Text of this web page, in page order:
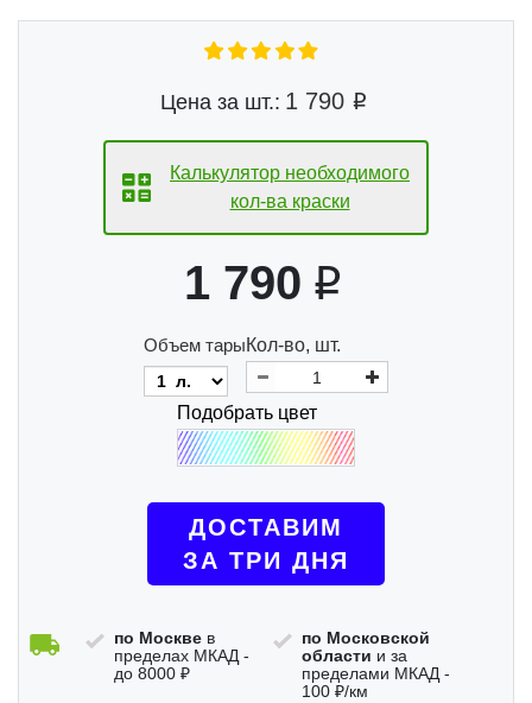
Цена за шт.: 1 790
Калькулятор необходимого
кол-ва краски
1 790
Объем тарыКол-во, шт.
Подобрать цвет
ДОСТАВИМ
ЗА ТРИ ДНЯ
по Москве в
пределах МКАД -
до 8000 ₽
по Московской
области и за
пределами МКАД -
100 ₽/км